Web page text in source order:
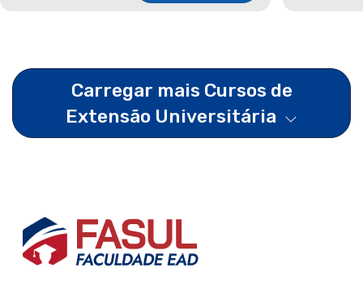
Carregar mais Cursos de
Extensão Universitária